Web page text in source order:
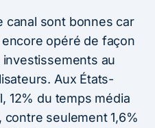
canal sont bonnes car
opéré de façon
au
Aux États-
12% du temps média
seulement 1,6%